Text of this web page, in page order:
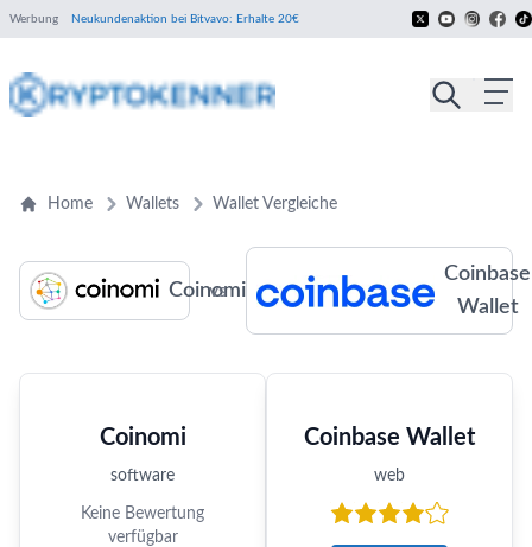
Werbung Neukundenaktion bei Bitvavo: Erhalte 20€
Home Wallets Wallet Vergleiche
Coinomi
vs
Coinbase
Wallet
Coinomi
software
Keine Bewertung
verfügbar
Coinbase Wallet
web